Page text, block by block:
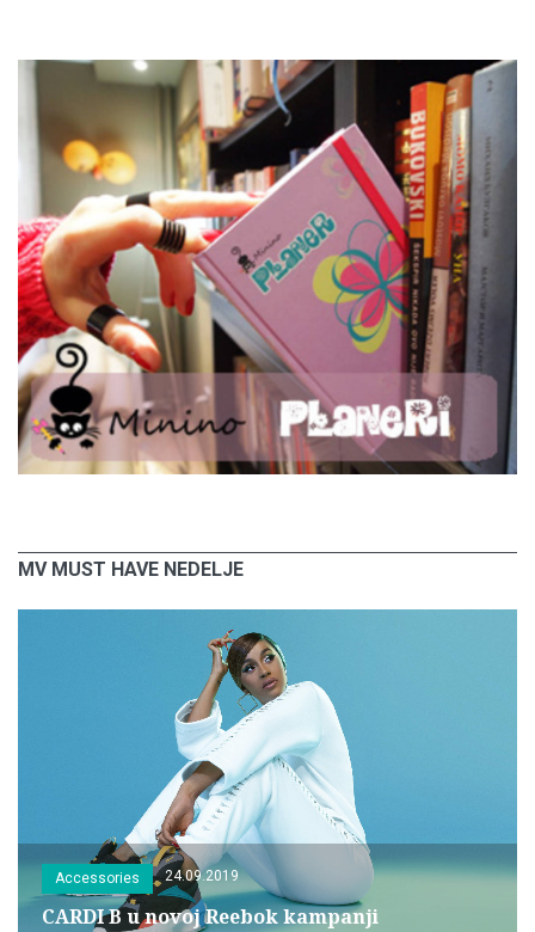
MV MUST HAVE NEDELJE
Accessories 24.09.2019
CARDI B u novoj Reebok kampanji